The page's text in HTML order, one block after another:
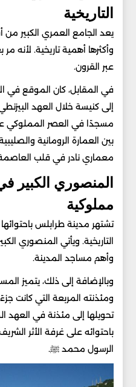
التاريخية
يعد الجامع العمري الكبير
وأكثرها أهمية تاريخية. لأنه
عبر القرون.
في المقابل، كان الموقع في
إلى كنيسة خلال العهد
بين العمارة الرومانية
معماري نادر في قلب العاصمة
المنصوري
مملوكية
تشتهر مدينة طرابلس
التاريخية. ويأتي المنصوري
وأهم مساجد المدينة.
وبالإضافة إلى ذلك، يتميز
ومئذنته المربعة التي كانت
تحويلها إلى مئذنة في
باحتوائه على غرفة الأثر
الرسول محمد ﷺ.